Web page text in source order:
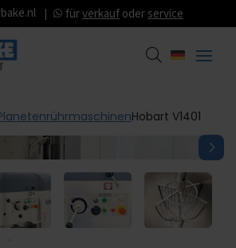
fürverkaufoderservice
Hobart V1401